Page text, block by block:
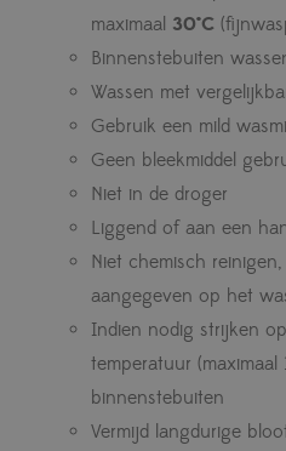
maximaal 30°C
Binnenstebuiten
Wassen met
Gebruik een mild
Geen bleekmiddel
Niet in de droger
Liggend of aan een
Niet chemisch
aangegeven op het
Indien nodig strijken
temperatuur (maximaal
binnenstebuiten
Vermijd langdurige